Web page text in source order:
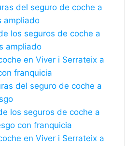
del seguro de coche a
ampliado
los seguros de coche a
ampliado
en Viver i Serrateix a
franquicia
del seguro de coche a
los seguros de coche a
con franquicia
en Viver i Serrateix a